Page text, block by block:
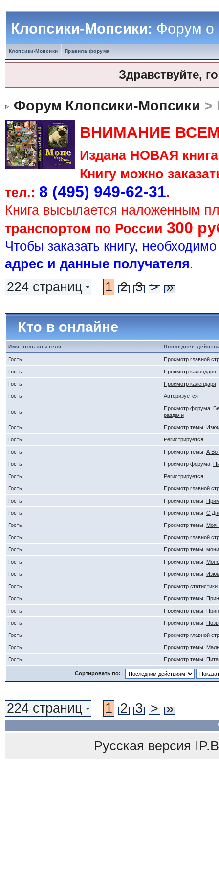
Клопсики-Мопсики:Форум о
Клопсики-Мопсики Правила форума
Здравствуйте,
Форум Клопсики-Мопсики >
ВНИМАНИЕ
Издана НОВАЯ
Книгу можно
тел.: 8 (495) 949-62-31.
Книга высылается наложенным
транспортом по России 300
Чтобы заказать книгу,
адрес и данные получателя.
224 страниц
1 2 3 > »
Кто в онлайне
Имя пользователя Последнее
Гость Просмотр главной
Гость Просмотр календаря
Гость Просмотр календаря
Гость Авторизуется
Гость
Просмотр форума:
раздачи
Гость Просмотр темы:
Гость Регистрируется
Гость Просмотр темы: А
Гость Просмотр форума:
Гость Регистрируется
Гость Просмотр главной
Гость Просмотр темы:
Гость Просмотр темы: С
Гость Просмотр темы: Моя
Гость Просмотр главной
Гость Просмотр темы:
Гость Просмотр темы:
Гость Просмотр темы:
Гость Просмотр статистики
Гость Просмотр темы:
Гость Просмотр темы:
Гость Просмотр темы:
Гость Просмотр главной
Гость Просмотр темы:
Гость Просмотр темы:
Сортировать по:
224 страниц 1 2 3 > »
Русская версия